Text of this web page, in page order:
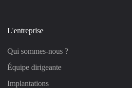
L'entreprise
Qui sommes-nous ?
Équipe dirigeante
Implantations